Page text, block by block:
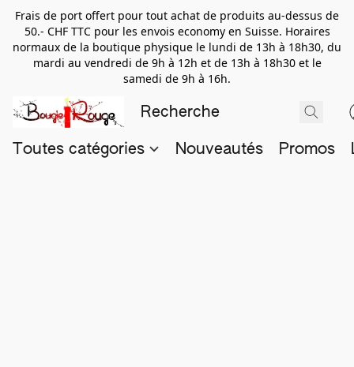
Frais de port offert pour tout achat de produits au-dessus de
50.- CHF TTC pour les envois economy en Suisse. Horaires
normaux de la boutique physique le lundi de 13h à 18h30, du
mardi au vendredi de 9h à 12h et de 13h à 18h30 et le
samedi de 9h à 16h.
Toutes catégories Nouveautés Promos